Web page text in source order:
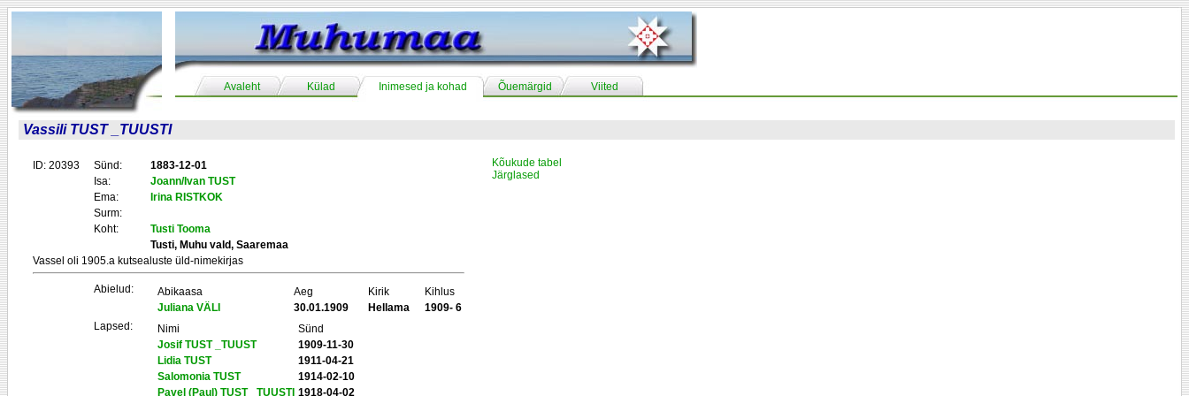
Avaleht Külad Inimesed ja kohad Õuemärgid Viited
Vassili TUST _TUUSTI
ID: 20393 Sünd:
1883-12-01
Isa:
Joann/Ivan TUST
Ema:
Irina RISTKOK
Surm:
Koht:
Tusti Tooma
Tusti, Muhu vald, Saaremaa
Vassel oli 1905.a kutsealuste üld-nimekirjas
Abielud: Abikaasa Aeg Kirik
Kihlus
Juliana VÄLI
30.01.1909 Hellama
1909- 6
Lapsed:
Nimi
Sünd
Josif TUST _TUUST
1909-11-30
Lidia TUST
1911-04-21
Salomonia TUST
1914-02-10
Pavel (Paul) TUST _TUUSTI 1918-04-02
Kõukude tabel
Järglased